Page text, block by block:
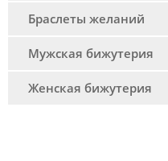
Браслеты желаний
Мужская бижутерия
Женская бижутерия